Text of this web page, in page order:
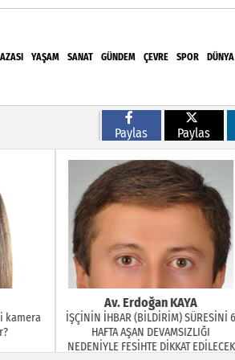
YAŞAM SANAT GÜNDEM ÇEVRE SPOR DÜNYA
Neden Her
Av. Erdoğan KAYA
İŞÇİNİN İHBAR (BİLDİRİM) SÜRESİNİ 6
HAFTA AŞAN DEVAMSIZLIĞI
NEDENİYLE FESİHTE DİKKAT EDİLECEK
Paylas Paylas